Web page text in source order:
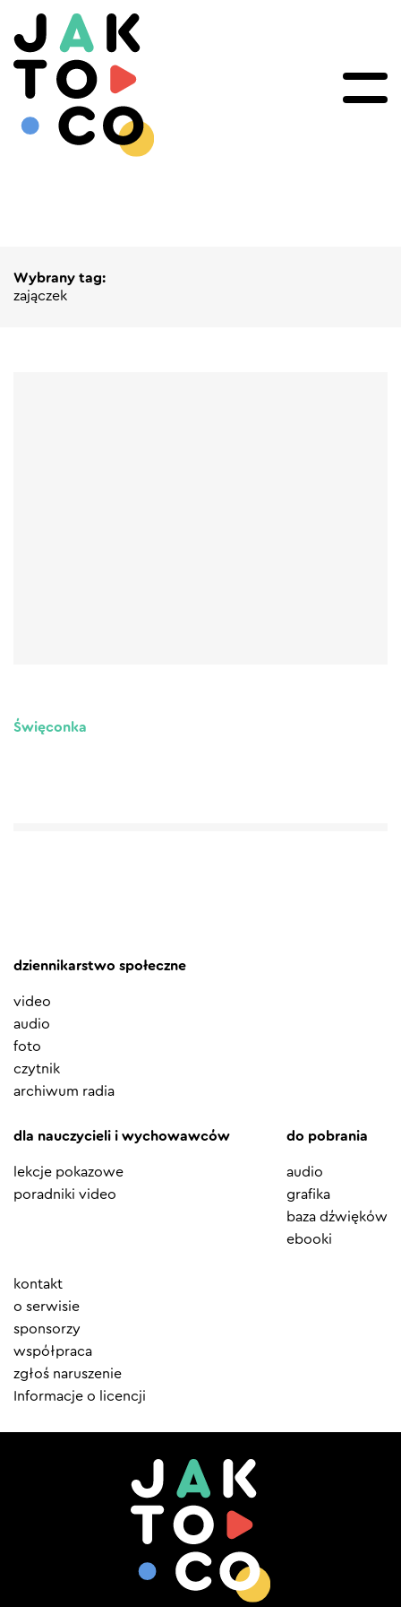
Wybrany tag:
zajączek
Święconka
dziennikarstwo społeczne
video
audio
foto
czytnik
archiwum radia
dla nauczycieli i wychowawców
lekcje pokazowe
poradniki video
do pobrania
audio
grafika
baza dźwięków
ebooki
Element
menu
kontakt
o serwisie
sponsorzy
współpraca
zgłoś naruszenie
Informacje o licencji